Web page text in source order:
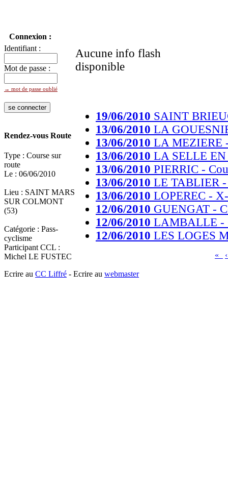
Aucune info flash
disponible
19/06/2010 SAINT
13/06/2010 LA
13/06/2010 LA MEZIERE
13/06/2010 LA SELLE EN
13/06/2010 PIERRIC -
13/06/2010 LE TABLIER
13/06/2010 LOPEREC -
12/06/2010 GUENGAT -
12/06/2010 LAMBALLE -
12/06/2010 LES LOGES
«
Connexion :
Identifiant :
Mot de passe :
→ mot de passe oublié
Rendez-vous Route
Type : Course sur
route
Le : 06/06/2010
Lieu : SAINT MARS
SUR COLMONT
(53)
Catégorie : Pass-
cyclisme
Participant CCL :
Michel LE FUSTEC
Ecrire au CC Liffré - Ecrire au webmaster